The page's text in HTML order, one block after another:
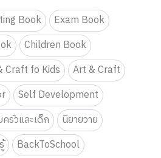
Book
Exam Book
Children Book
Craft fo Kids
Art & Craft
Self Development
รัวและเด็ก
นิยายวาย
BackToSchool